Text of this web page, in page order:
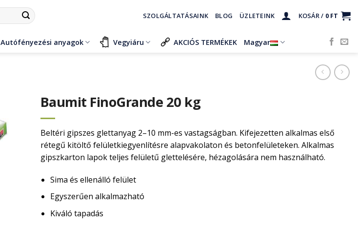
SZOLGÁLTATÁSAINK BLOG ÜZLETEINK KOSÁR / 0 FT
Autófényezési anyagok Vegyiáru AKCIÓS TERMÉKEK Magyar
Baumit FinoGrande 20 kg
Beltéri gipszes glettanyag 2–10 mm-es vastagságban. Kifejezetten alkalmas első
rétegű kitöltő felületkiegyenlítésre alapvakolaton és betonfelületeken. Alkalmas
gipszkarton lapok teljes felületű glettelésére, hézagolására nem használható.
Sima és ellenálló felület
Egyszerűen alkalmazható
Kiváló tapadás